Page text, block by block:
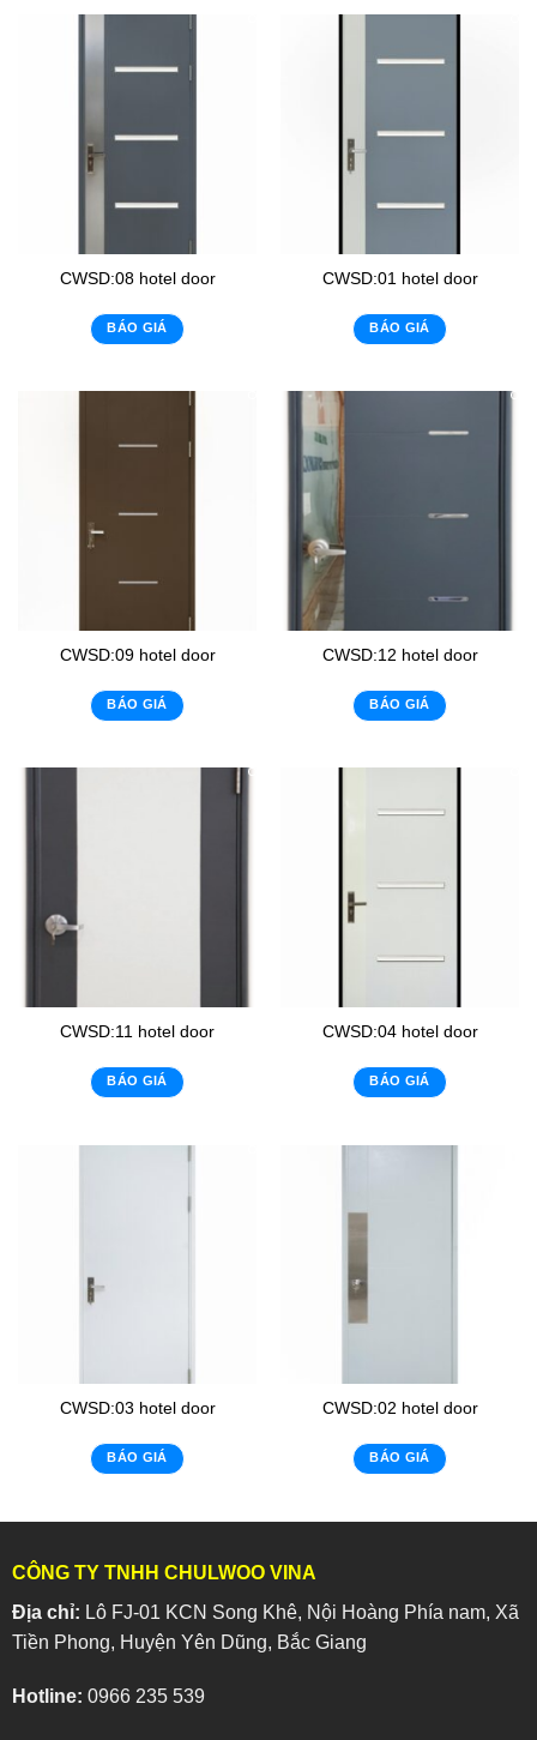
CWSD:08 hotel door
BÁO GIÁ
CWSD:01 hotel door
BÁO GIÁ
CWSD:09 hotel door
BÁO GIÁ
CWSD:12 hotel door
BÁO GIÁ
CWSD:11 hotel door
BÁO GIÁ
CWSD:04 hotel door
BÁO GIÁ
CWSD:03 hotel door
BÁO GIÁ
CWSD:02 hotel door
BÁO GIÁ
CÔNG TY TNHH CHULWOO VINA
Địa chỉ: Lô FJ-01 KCN Song Khê, Nội Hoàng Phía nam, Xã
Tiền Phong, Huyện Yên Dũng, Bắc Giang
Hotline: 0966 235 539